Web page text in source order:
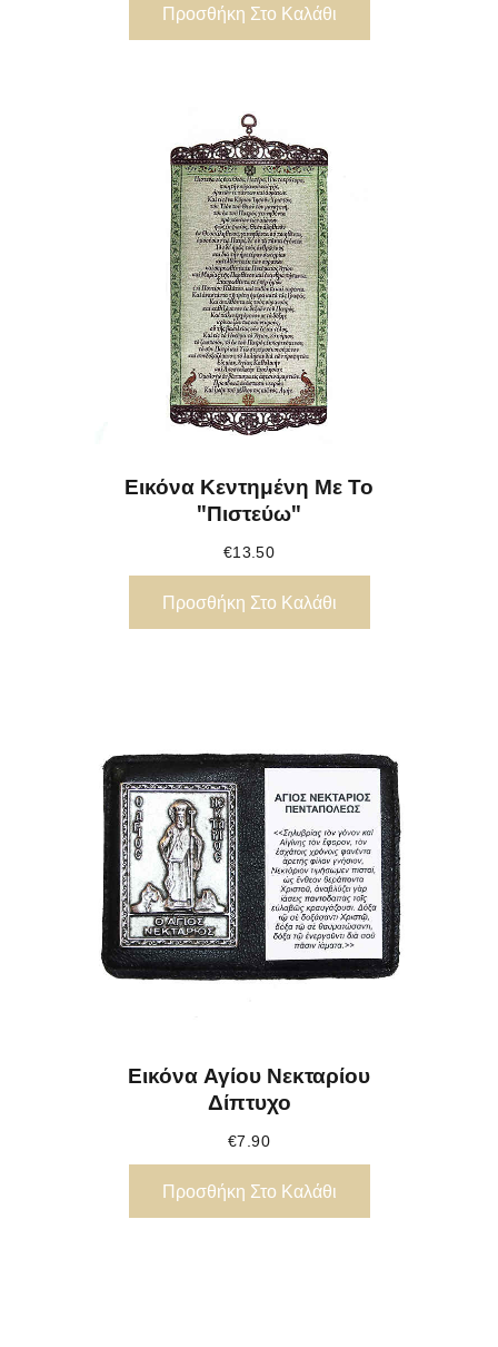
Προσθήκη Στο Καλάθι
Εικόνα Κεντημένη Με Το
"Πιστεύω"
€13.50
Προσθήκη Στο Καλάθι
Εικόνα Αγίου Νεκταρίου
Δίπτυχο
€7.90
Προσθήκη Στο Καλάθι